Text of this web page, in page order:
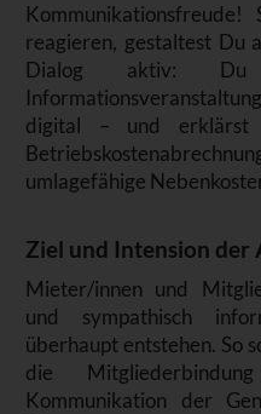
reagieren, gestaltest Du
Dialog aktiv:
digital – und erklärst
umlagefähige
Ziel und Intension der
Mieter/innen und
und sympathisch
überhaupt entstehen. So
die
Kommunikation der